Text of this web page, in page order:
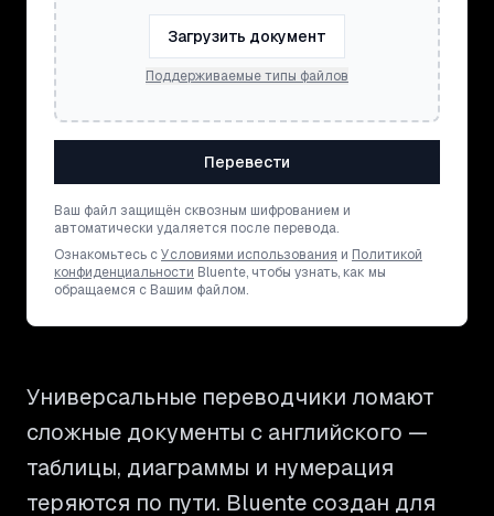
Загрузить документ
Поддерживаемые типы файлов
Перевести
Ваш файл защищён сквозным шифрованием и
автоматически удаляется после перевода.
Ознакомьтесь сУсловиями использования и Политикой
конфиденциальности Bluente, чтобы узнать, как мы
обращаемся с Вашим файлом.
Универсальные переводчики ломают
сложные документы с английского —
таблицы, диаграммы и нумерация
теряются по пути. Bluente создан для